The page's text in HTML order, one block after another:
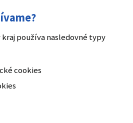
kraj používa nasledovné typy
cookies